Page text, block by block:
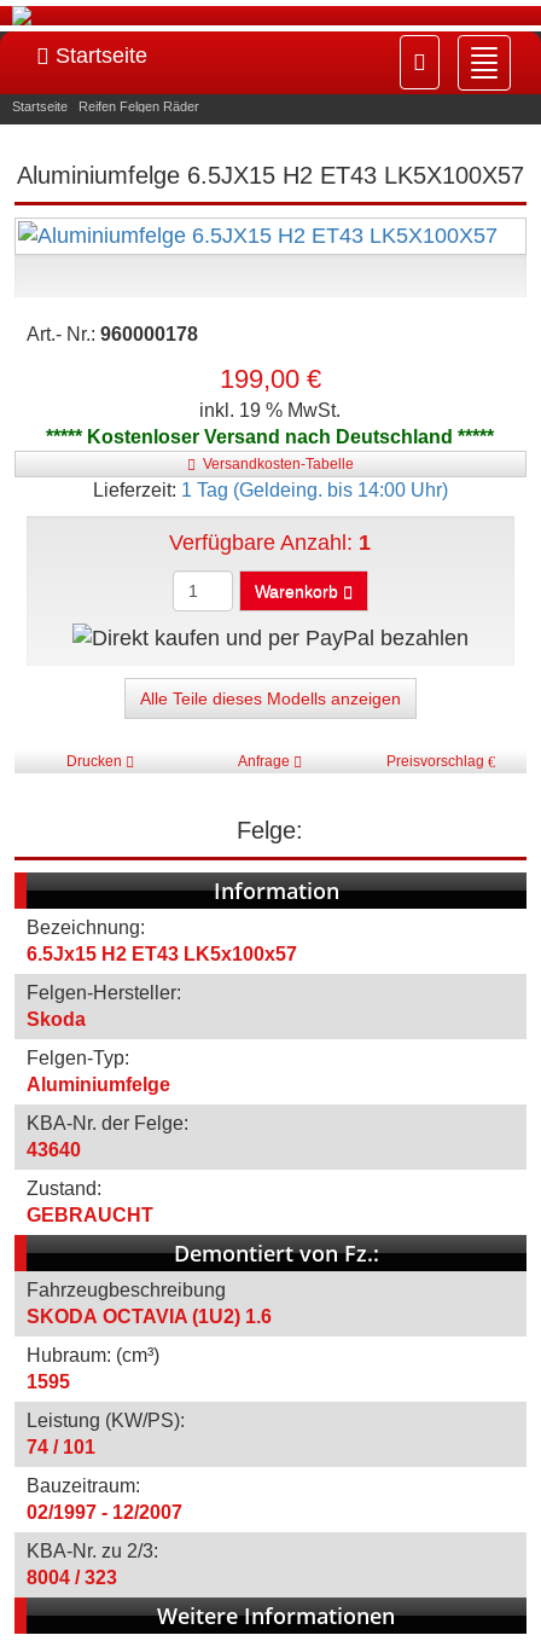
ein-/
Startseite
Startseite Reifen Felgen Räder
Aluminiumfelge 6.5JX15 H2 ET43 LK5X100X57
Art.- Nr.: 960000178
199,00 €
inkl. 19 % MwSt.
***** Kostenloser Versand nach Deutschland *****
Versandkosten-Tabelle
Lieferzeit: 1 Tag (Geldeing. bis 14:00 Uhr)
Verfügbare Anzahl: 1
Warenkorb
Alle Teile dieses Modells anzeigen
Drucken Anfrage Preisvorschlag
Felge:
Information
Bezeichnung:
6.5Jx15 H2 ET43 LK5x100x57
Felgen-Hersteller:
Skoda
Felgen-Typ:
Aluminiumfelge
KBA-Nr. der Felge:
43640
Zustand:
GEBRAUCHT
Demontiert von Fz.:
Fahrzeugbeschreibung
SKODA OCTAVIA (1U2) 1.6
Hubraum: (cm³)
1595
Leistung (KW/PS):
74 / 101
Bauzeitraum:
02/1997 - 12/2007
KBA-Nr. zu 2/3:
8004 / 323
Weitere Informationen